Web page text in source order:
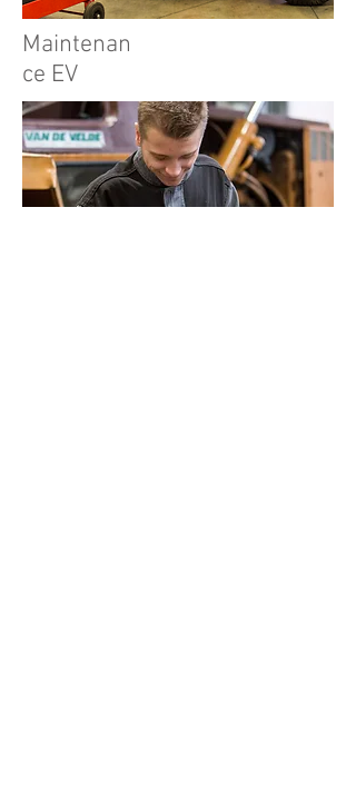
Maintenan
ce EV